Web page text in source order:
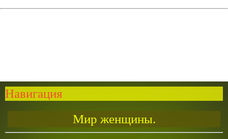
Навигация
Мир женщины.